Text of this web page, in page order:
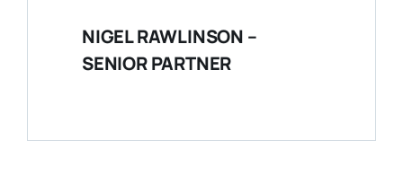
NIGEL RAWLINSON –
SENIOR PARTNER